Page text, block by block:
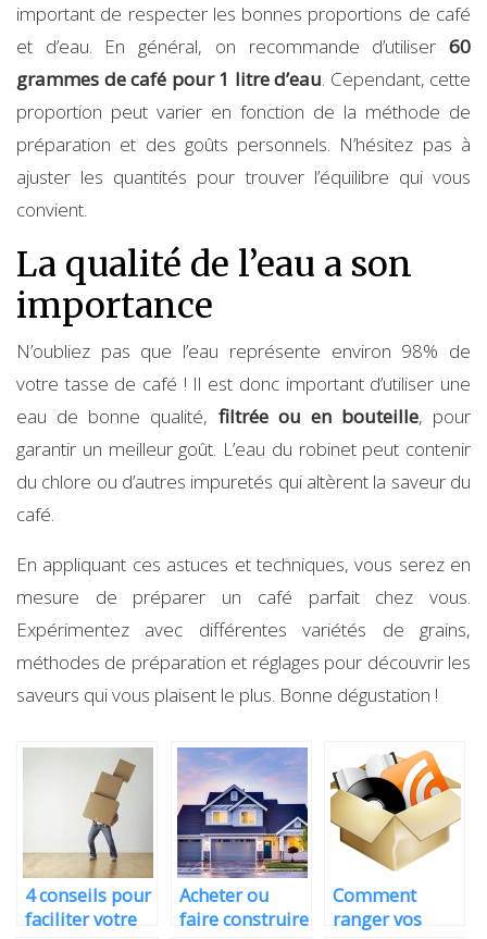
important de respecter les bonnes proportions de café
et d’eau. En général, on recommande d’utiliser 60
grammes de café pour 1 litre d’eau. Cependant, cette
proportion peut varier en fonction de la méthode de
préparation et des goûts personnels. N’hésitez pas à
ajuster les quantités pour trouver l’équilibre qui vous
convient.
La qualité de l’eau a son
importance
N’oubliez pas que l’eau représente environ 98% de
votre tasse de café ! Il est donc important d’utiliser une
eau de bonne qualité, filtrée ou en bouteille, pour
garantir un meilleur goût. L’eau du robinet peut contenir
du chlore ou d’autres impuretés qui altèrent la saveur du
café.
En appliquant ces astuces et techniques, vous serez en
mesure de préparer un café parfait chez vous.
Expérimentez avec différentes variétés de grains,
méthodes de préparation et réglages pour découvrir les
saveurs qui vous plaisent le plus. Bonne dégustation !
4 conseils pour
faciliter votre
Acheter ou
faire construire
Comment
ranger vos